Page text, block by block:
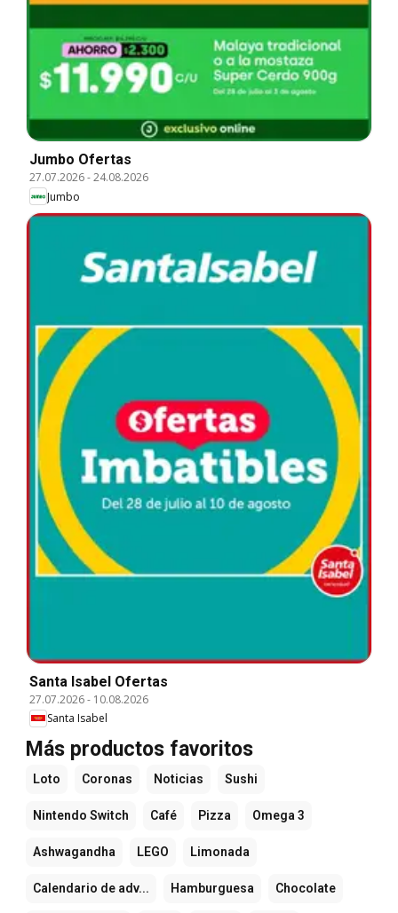
Jumbo Ofertas
27.07.2026-24.08.2026
Jumbo
Santa Isabel Ofertas
27.07.2026- 10.08.2026
Santa Isabel
Más productos favoritos
Loto Coronas Noticias Sushi
Nintendo Switch Café Pizza Omega 3
Ashwagandha LEGO Limonada
Calendario de adv... Hamburguesa Chocolate